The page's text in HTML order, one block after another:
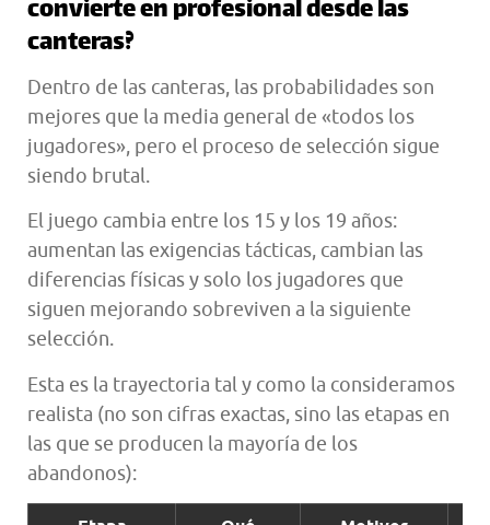
convierte en profesional desde las
canteras?
Dentro de las canteras, las probabilidades son
mejores que la media general de «todos los
jugadores», pero el proceso de selección sigue
siendo brutal.
El juego cambia entre los 15 y los 19 años:
aumentan las exigencias tácticas, cambian las
diferencias físicas y solo los jugadores que
siguen mejorando sobreviven a la siguiente
selección.
Esta es la trayectoria tal y como la consideramos
realista (no son cifras exactas, sino las etapas en
las que se producen la mayoría de los
abandonos):